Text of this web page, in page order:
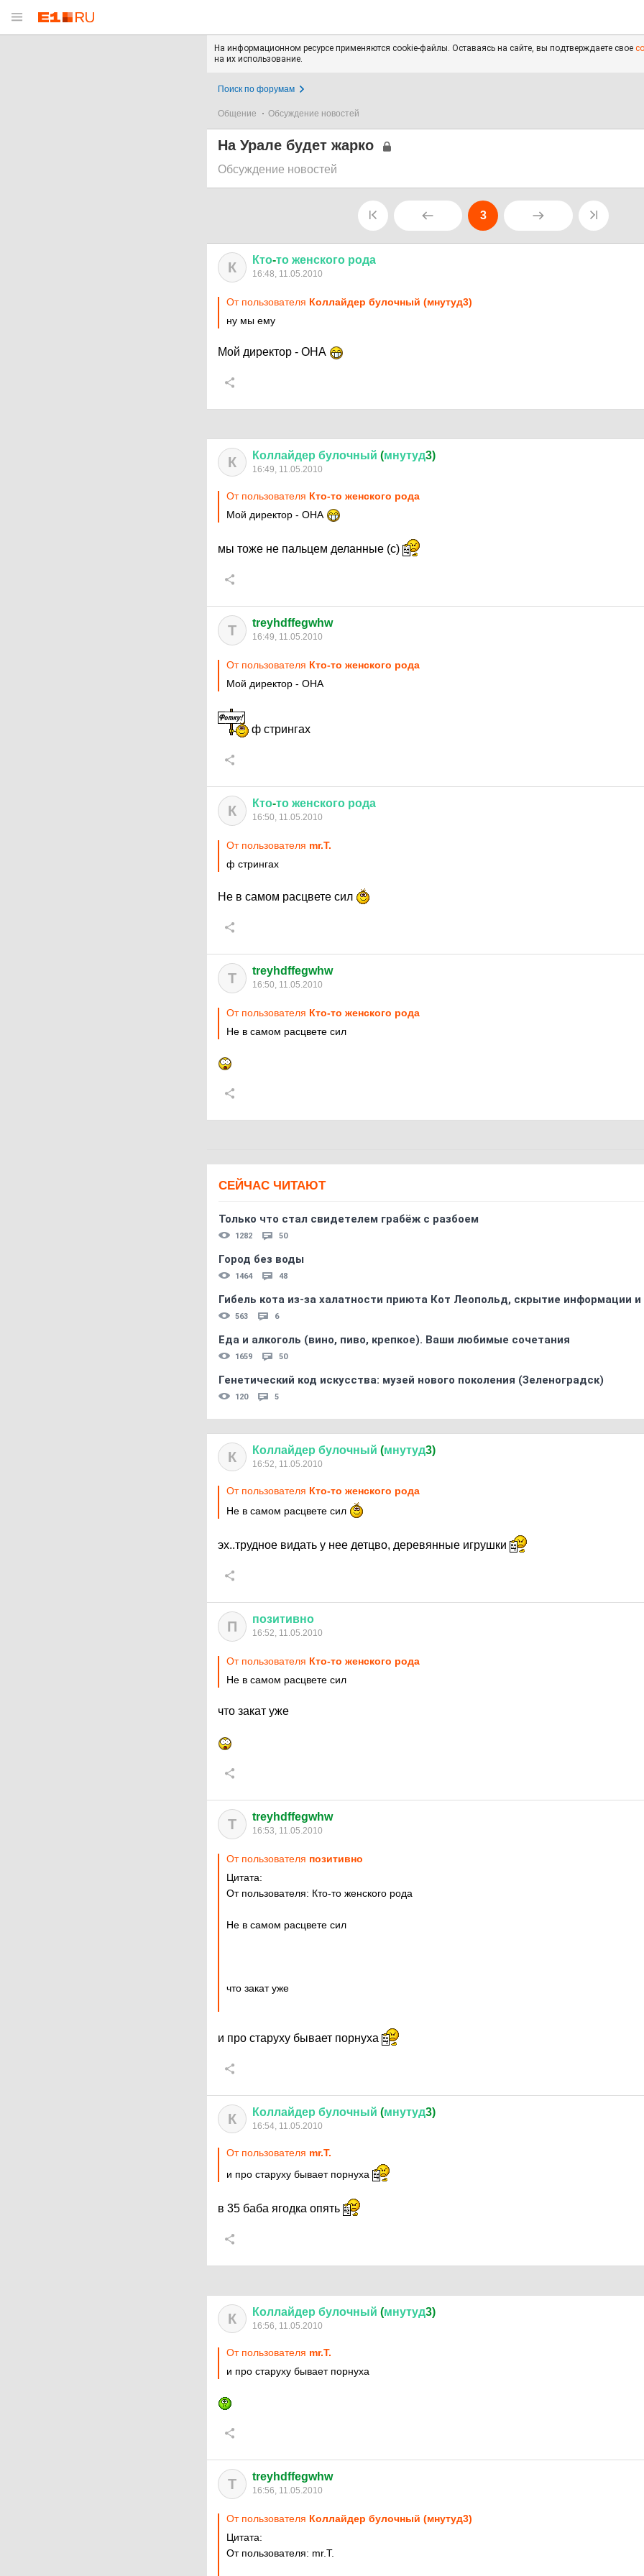
На информационном ресурсе применяются cookie-файлы. Оставаясь на сайте, вы подтверждаете свое
на их использование.
Поиск по форумам
Общение Обсуждение новостей
На Урале будет жарко
Обсуждение новостей
3
К Кто-то женского рода
16:48, 11.05.2010
От пользователя Коллайдер булочный (мнутуд3)
ну мы ему
Мой директор - ОНА
К Коллайдер булочный (мнутуд3)
16:49, 11.05.2010
От пользователя Кто-то женского рода
Мой директор - ОНА
мы тоже не пальцем деланные (с)
T treyhdffegwhw
16:49, 11.05.2010
От пользователя Кто-то женского рода
Мой директор - ОНА
ф стрингах
К Кто-то женского рода
16:50, 11.05.2010
От пользователя mr.T.
ф стрингах
Не в самом расцвете сил
T treyhdffegwhw
16:50, 11.05.2010
От пользователя Кто-то женского рода
Не в самом расцвете сил
СЕЙЧАС ЧИТАЮТ
Только что стал свидетелем грабёж с разбоем
1282 50
Город без воды
1464 48
Гибель кота из-за халатности приюта Кот Леопольд, скрытиe информации
563 6
Еда и алкоголь (вино, пиво, крепкое). Ваши любимые сочетания
1659 50
Генетический код искусства: музей нового поколения (Зеленоградск)
120 5
К Коллайдер булочный (мнутуд3)
16:52, 11.05.2010
От пользователя Кто-то женского рода
Не в самом расцвете сил
эх..трудное видать у нее детцво, деревянные игрушки
П позитивно
16:52, 11.05.2010
От пользователя Кто-то женского рода
Не в самом расцвете сил
что закат уже
T treyhdffegwhw
16:53, 11.05.2010
От пользователя позитивно
Цитата:
От пользователя: Кто-то женского рода
Не в самом расцвете сил
что закат уже
и про старуху бывает порнуха
К Коллайдер булочный (мнутуд3)
16:54, 11.05.2010
От пользователя mr.T.
и про старуху бывает порнуха
в 35 баба ягодка опять
К Коллайдер булочный (мнутуд3)
16:56, 11.05.2010
От пользователя mr.T.
и про старуху бывает порнуха
T treyhdffegwhw
16:56, 11.05.2010
От пользователя Коллайдер булочный (мнутуд3)
Цитата:
От пользователя: mr.T.